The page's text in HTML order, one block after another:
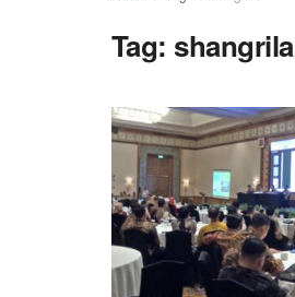
Tag: shangrila